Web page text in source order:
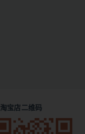
淘宝店二维码